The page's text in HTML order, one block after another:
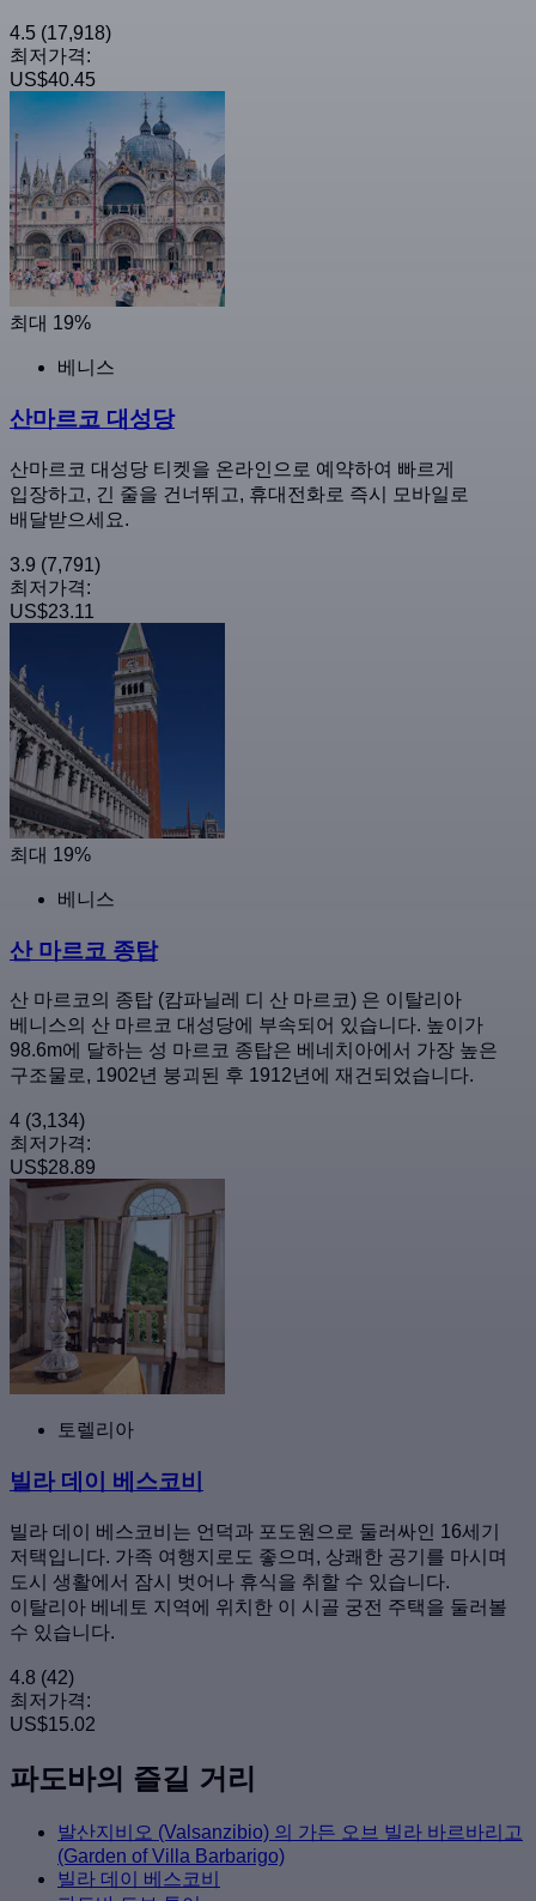
4.5 (17,918)
최저가격:
US$40.45
최대 19%
베니스
산마르코 대성당
산마르코 대성당 티켓을 온라인으로 예약하여 빠르게
입장하고, 긴 줄을 건너뛰고, 휴대전화로 즉시 모바일로
배달받으세요.
3.9 (7,791)
최저가격:
US$23.11
최대 19%
베니스
산 마르코 종탑
산 마르코의 종탑 (캄파닐레 디 산 마르코) 은 이탈리아
베니스의 산 마르코 대성당에 부속되어 있습니다. 높이가
98.6m에 달하는 성 마르코 종탑은 베네치아에서 가장 높은
구조물로, 1902년 붕괴된 후 1912년에 재건되었습니다.
4 (3,134)
최저가격:
US$28.89
토렐리아
빌라 데이 베스코비
빌라 데이 베스코비는 언덕과 포도원으로 둘러싸인 16세기
저택입니다. 가족 여행지로도 좋으며, 상쾌한 공기를 마시며
도시 생활에서 잠시 벗어나 휴식을 취할 수 있습니다.
이탈리아 베네토 지역에 위치한 이 시골 궁전 주택을 둘러볼
수 있습니다.
4.8 (42)
최저가격:
US$15.02
파도바의 즐길 거리
발산지비오 (Valsanzibio) 의 가든 오브 빌라 바르바리고
(Garden of Villa Barbarigo)
빌라 데이 베스코비